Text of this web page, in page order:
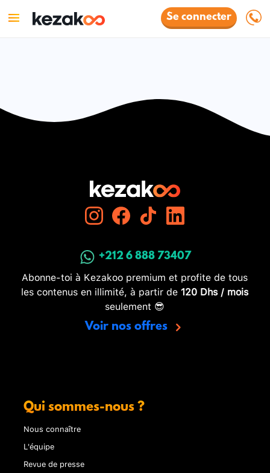
Se connecter
+212 6 888 73407
Abonne-toi à Kezakoo premium et profite de tous
les contenus en illimité, à partir de 120 Dhs / mois
seulement 😎
Voir nos offres
Qui sommes-nous ?
Nous connaître
L'équipe
Revue de presse